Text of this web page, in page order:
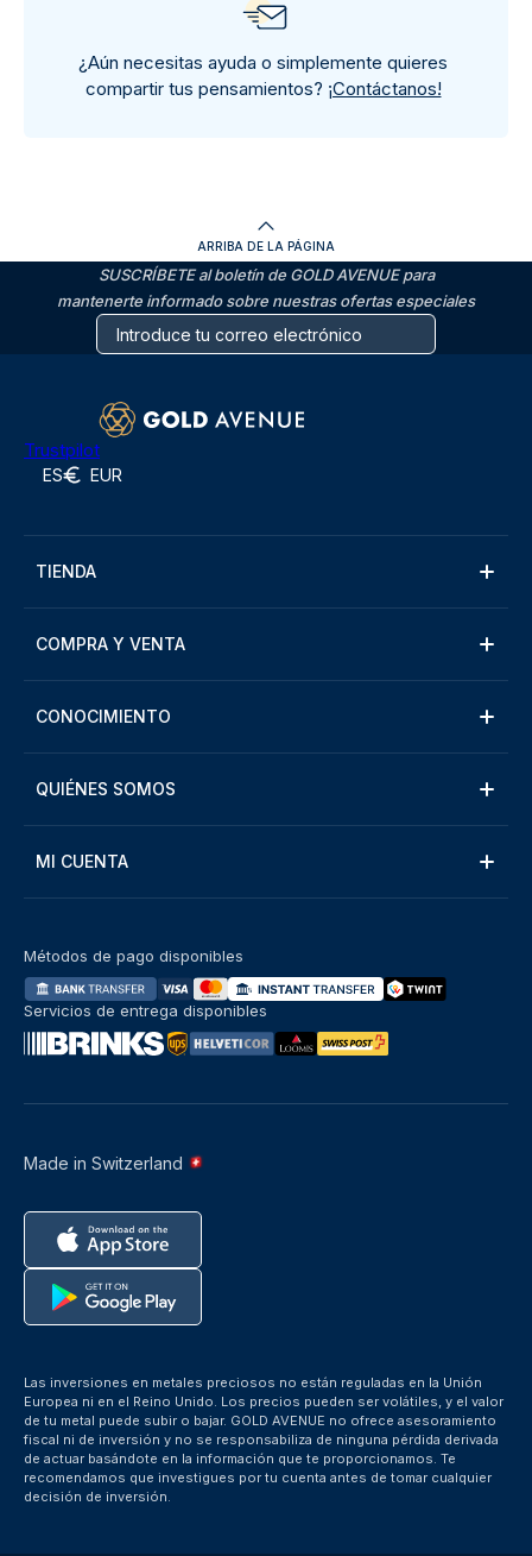
¿Aún necesitas ayuda o simplemente quieres
compartir tus pensamientos? ¡Contáctanos!
ARRIBA DE LA PÁGINA
SUSCRÍBETE al boletín de GOLD AVENUE para
mantenerte informado sobre nuestras ofertas especiales
Trustpilot
ES EUR
TIENDA
COMPRA Y VENTA
CONOCIMIENTO
QUIÉNES SOMOS
MI CUENTA
Made in Switzerland
Métodos de pago disponibles
Servicios de entrega disponibles
Las inversiones en metales preciosos no están reguladas en la Unión
Europea ni en el Reino Unido. Los precios pueden ser volátiles, y el valor
de tu metal puede subir o bajar. GOLD AVENUE no ofrece asesoramiento
fiscal ni de inversión y no se responsabiliza de ninguna pérdida derivada
de actuar basándote en la información que te proporcionamos. Te
recomendamos que investigues por tu cuenta antes de tomar cualquier
decisión de inversión.